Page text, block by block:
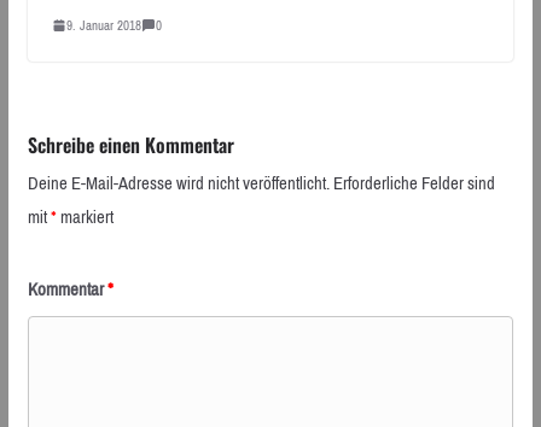
9. Januar 2018 0
Schreibe einen Kommentar
Deine E-Mail-Adresse wird nicht veröffentlicht.Erforderliche Felder sind
mit*markiert
Kommentar*